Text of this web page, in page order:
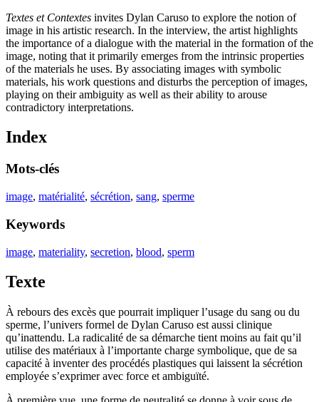
Textes et Contextes invites Dylan Caruso to explore the notion of
image in his artistic research. In the interview, the artist highlights
the importance of a dialogue with the material in the formation of the
image, noting that it primarily emerges from the intrinsic properties
of the materials he uses. By associating images with symbolic
materials, his work questions and disturbs the perception of images,
playing on their ambiguity as well as their ability to arouse
contradictory interpretations.
Index
Mots-clés
image, matérialité, sécrétion, sang, sperme
Keywords
image, materiality, secretion, blood, sperm
Texte
À rebours des excès que pourrait impliquer l’usage du sang ou du
sperme, l’univers formel de Dylan Caruso est aussi clinique
qu’inattendu. La radicalité de sa démarche tient moins au fait qu’il
utilise des matériaux à l’importante charge symbolique, que de sa
capacité à inventer des procédés plastiques qui laissent la sécrétion
employée s’exprimer avec force et ambiguïté.